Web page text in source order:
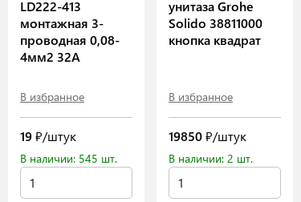
LD222-413
монтажная 3-
проводная 0,08-
4мм2 32А
В избранное
19₽/штук
В наличии: 545 шт.
унитаза Grohe
Solido 38811000
кнопка квадрат
В избранное
19850₽/штук
В наличии: 2 шт.